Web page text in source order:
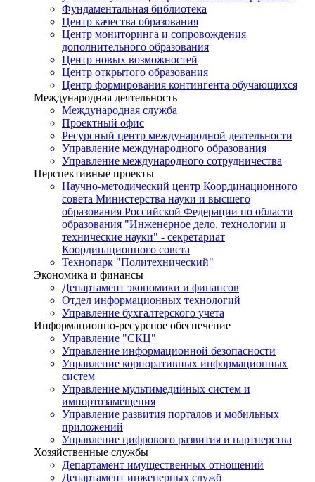
Фундаментальная библиотека
Центр качества образования
Центр мониторинга и сопровождения
дополнительного образования
Центр новых возможностей
Центр открытого образования
Центр формирования контингента обучающихся
Международная деятельность
Международная служба
Проектный офис
Ресурсный центр международной деятельности
Управление международного образования
Управление международного сотрудничества
Перспективные проекты
Научно-методический центр Координационного
совета Министерства науки и высшего
образования Российской Федерации по области
образования "Инженерное дело, технологии и
технические науки" - секретариат
Координационного совета
Технопарк "Политехнический"
Экономика и финансы
Департамент экономики и финансов
Отдел информационных технологий
Управление бухгалтерского учета
Информационно-ресурсное обеспечение
Управление "СКЦ"
Управление информационной безопасности
Управление корпоративных информационных
систем
Управление мультимедийных систем и
импортозамещения
Управление развития порталов и мобильных
приложений
Управление цифрового развития и партнерства
Хозяйственные службы
Департамент имущественных отношений
Департамент инженерных служб